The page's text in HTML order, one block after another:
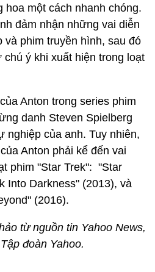
hoa một cách nhanh chóng.
đảm nhận những vai diễn
và phim truyền hình, sau đó
ý khi xuất hiện trong loạt
Anton trong series phim
danh Steven Spielberg
nghiệp của anh. Tuy nhiên,
Anton phải kể đến vai
phim "Star Trek": "Star
Into Darkness" (2013), và
(2016).
từ nguồn tin Yahoo News,
đoàn Yahoo.